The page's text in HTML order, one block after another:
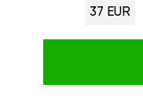
37 EUR